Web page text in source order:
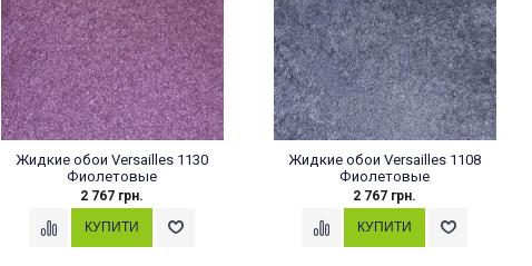
Жидкие обои Versailles 1130
Фиолетовые
2 767 грн.
Жидкие обои Versailles 1108
Фиолетовые
2 767 грн.